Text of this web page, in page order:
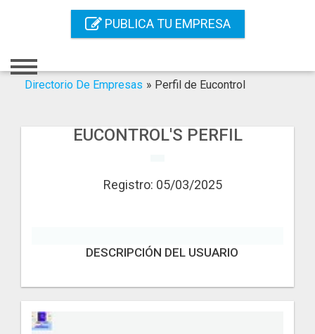
PUBLICA TU EMPRESA
Registro
Servicios Online
Servicios SEO
Directorio De Empresas » Perfil de Eucontrol
EUCONTROL'S PERFIL
Registro: 05/03/2025
DESCRIPCIÓN DEL USUARIO